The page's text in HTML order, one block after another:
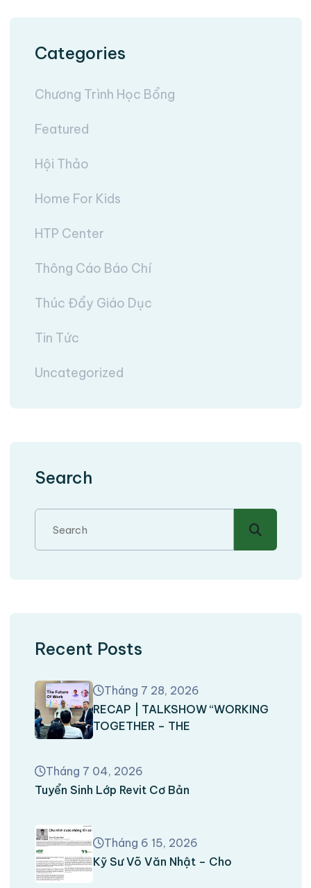
Categories
Chương Trình Học Bổng
Featured
Hội Thảo
Home For Kids
HTP Center
Thông Cáo Báo Chí
Thúc Đẩy Giáo Dục
Tin Tức
Uncategorized
Search
Recent Posts
Tháng 7 28, 2026
RECAP | TALKSHOW “WORKING
TOGETHER – THE
Tháng 7 04, 2026
Tuyển Sinh Lớp Revit Cơ Bản
Tháng 6 15, 2026
Kỹ Sư Võ Văn Nhật – Cho